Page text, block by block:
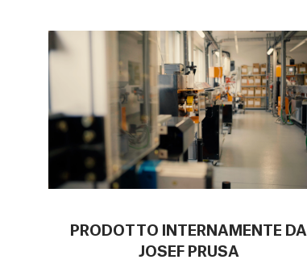
PRODOTTO INTERNAMENTE DA
JOSEF PRUSA